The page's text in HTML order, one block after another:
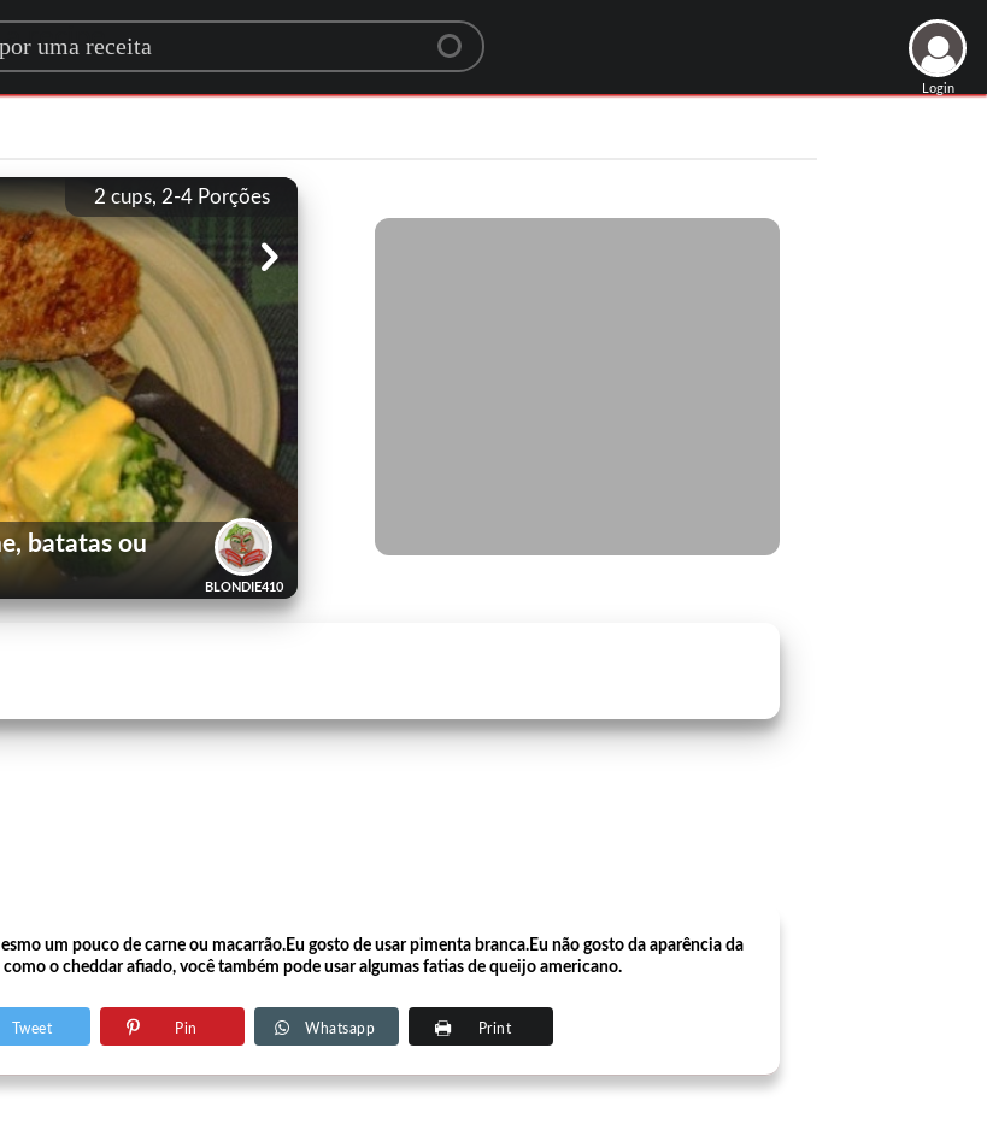
recipe
Login
2 cups, 2-4 Porções
BLONDIE410
batatas ou
um pouco de carne ou macarrão.Eu gosto de usar pimenta branca.Eu não gosto da aparência da
o cheddar afiado, você também pode usar algumas fatias de queijo americano.
Tweet Pin Whatsapp Print